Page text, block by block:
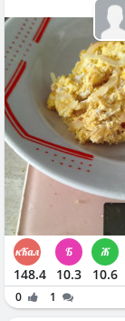
148.4 10.3 10.6
0 1